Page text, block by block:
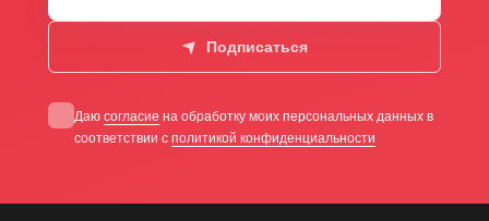
Подписаться
Даю согласие на обработку моих персональных данных в
соответствии с политикой конфиденциальности